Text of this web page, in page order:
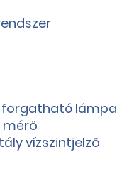
forgatható lámpa
mérő
vízszintjelző